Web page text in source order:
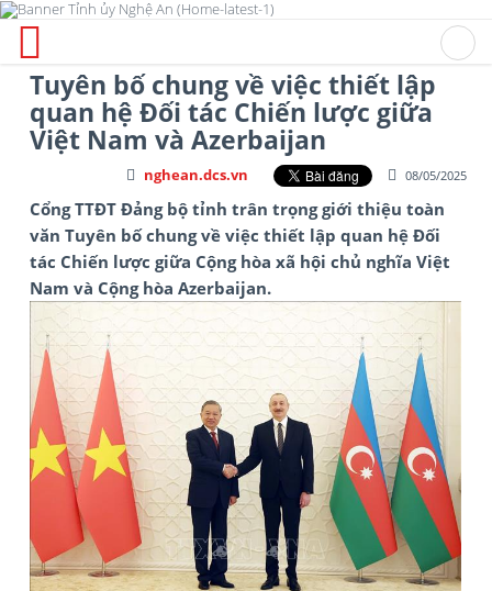
Tuyên bố chung về việc thiết lập
quan hệ Đối tác Chiến lược giữa
Việt Nam và Azerbaijan
08/05/2025
nghean.dcs.vn
Cổng TTĐT Đảng bộ tỉnh trân trọng giới thiệu toàn
văn Tuyên bố chung về việc thiết lập quan hệ Đối
tác Chiến lược giữa Cộng hòa xã hội chủ nghĩa Việt
Nam và Cộng hòa Azerbaijan.